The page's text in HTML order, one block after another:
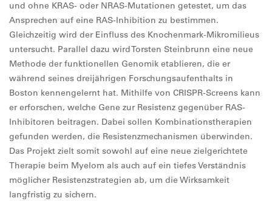
und ohne KRAS- oder NRAS-Mutationen getestet, um das
Ansprechen auf eine RAS-Inhibition zu bestimmen.
Gleichzeitig wird der Einfluss des Knochenmark-Mikromilieus
untersucht. Parallel dazu wird Torsten Steinbrunn eine neue
Methode der funktionellen Genomik etablieren, die er
während seines dreijährigen Forschungsaufenthalts in
Boston kennengelernt hat. Mithilfe von CRISPR-Screens kann
er erforschen, welche Gene zur Resistenz gegenüber RAS-
Inhibitoren beitragen. Dabei sollen Kombinationstherapien
gefunden werden, die Resistenzmechanismen überwinden.
Das Projekt zielt somit sowohl auf eine neue zielgerichtete
Therapie beim Myelom als auch auf ein tiefes Verständnis
möglicher Resistenzstrategien ab, um die Wirksamkeit
langfristig zu sichern.